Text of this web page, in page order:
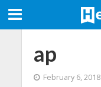
ap
February 6, 2018